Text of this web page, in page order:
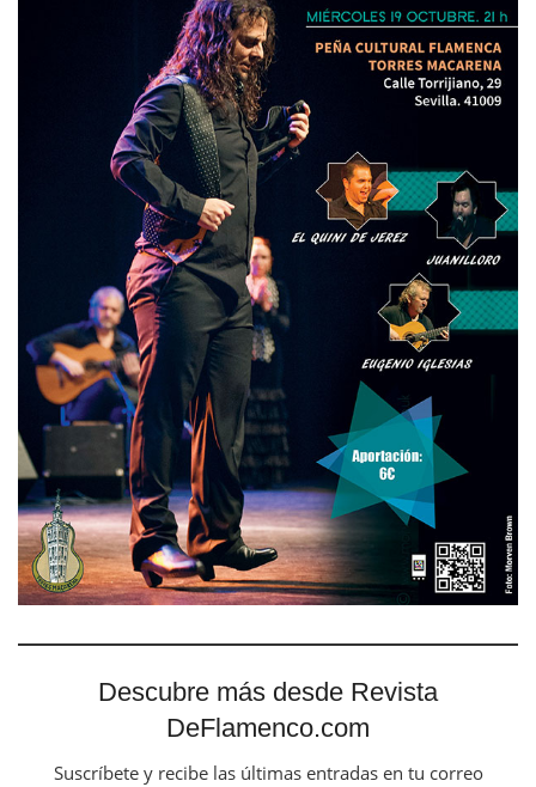
Descubre más desde Revista
DeFlamenco.com
Suscríbete y recibe las últimas entradas en tu correo